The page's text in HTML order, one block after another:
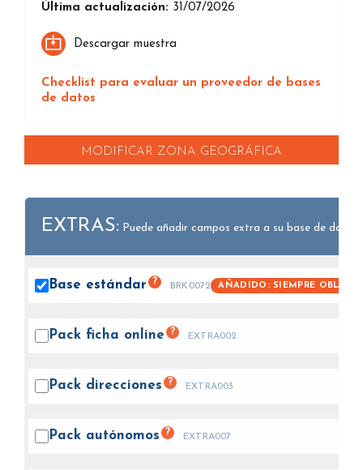
Última actualización: 31/07/2026
Descargar muestra
Checklist para evaluar un proveedor de bases
de datos
MODIFICAR ZONA GEOGRÁFICA
EXTRAS: Puede añadir campos extra a su base de datos.
Base estándar ? BRK0072 AÑADIDO: SIEMPRE
Pack ficha online ? EXTRA002
Pack direcciones ? EXTRA003
Pack autónomos ? EXTRA007